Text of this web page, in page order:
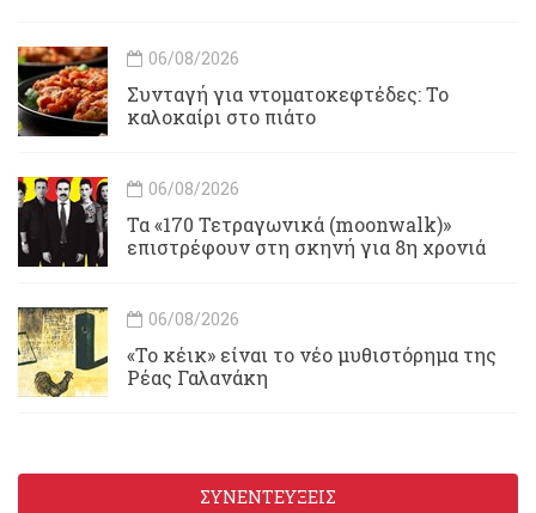
06/08/2026
Συνταγή για ντοματοκεφτέδες: Το
καλοκαίρι στο πιάτο
06/08/2026
Τα «170 Τετραγωνικά (moonwalk)»
επιστρέφουν στη σκηνή για 8η χρονιά
06/08/2026
«Το κέικ» είναι το νέο μυθιστόρημα της
Ρέας Γαλανάκη
ΣΥΝΕΝΤΕΥΞΕΙΣ